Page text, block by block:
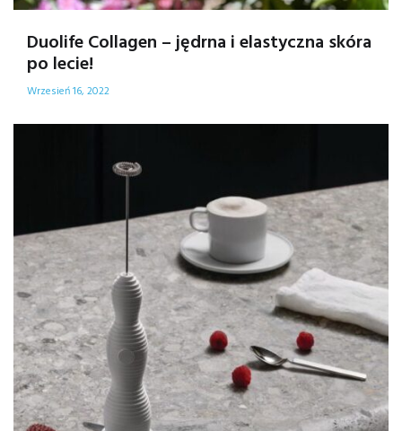
Duolife Collagen – jędrna i elastyczna skóra
po lecie!
Wrzesień 16, 2022